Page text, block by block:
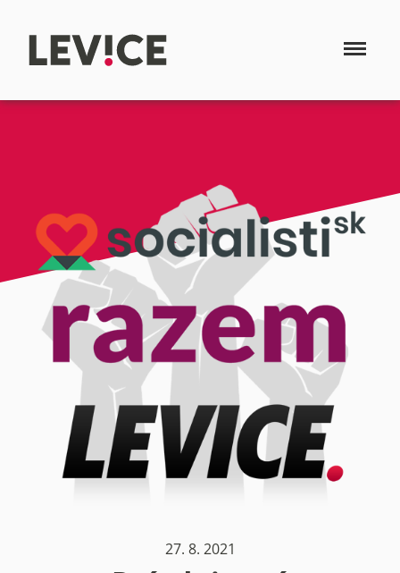
27. 8. 2021